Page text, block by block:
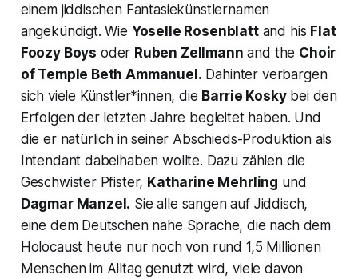
einem jiddischen Fantasiekünstlernamen
angekündigt. Wie Yoselle Rosenblattand his Flat
Foozy Boys oder Ruben Zellmann and the Choir
of Temple Beth Ammanuel. Dahinter verbargen
sich viele Künstler*innen, die Barrie Koskybei den
Erfolgen der letzten Jahre begleitet haben. Und
die er natürlich in seiner Abschieds-Produktion als
Intendant dabeihaben wollte. Dazu zählen die
Geschwister Pfister, Katharine Mehrling und
Dagmar Manzel. Sie alle sangen auf Jiddisch,
eine dem Deutschen nahe Sprache, die nach dem
Holocaust heute nur noch von rund 1,5 Millionen
Menschen im Alltag genutzt wird, viele davon